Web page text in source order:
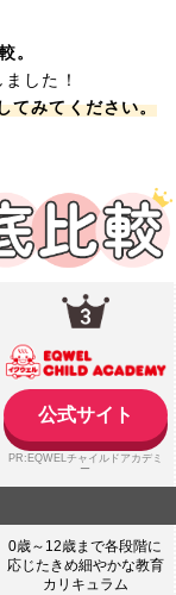
。
ました！
てみてください。
公式サイト
PR:EQWELチャイルドアカデミ
ー
0歳～12歳まで各段階に
応じたきめ細やかな教育
カリキュラム